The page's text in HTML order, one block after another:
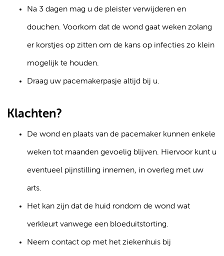
Na 3 dagen mag u de pleister verwijderen en
douchen. Voorkom dat de wond gaat weken zolang
er korstjes op zitten om de kans op infecties zo klein
mogelijk te houden.
Draag uw pacemakerpasje altijd bij u.
Klachten?
De wond en plaats van de pacemaker kunnen enkele
weken tot maanden gevoelig blijven. Hiervoor kunt u
eventueel pijnstilling innemen, in overleg met uw
arts.
Het kan zijn dat de huid rondom de wond wat
verkleurt vanwege een bloeduitstorting.
Neem contact op met het ziekenhuis bij